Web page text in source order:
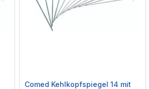
Comed Kehlkopfspiegel 14 mit